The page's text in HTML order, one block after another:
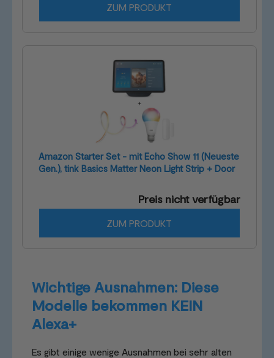
ZUM PRODUKT
Amazon Starter Set - mit Echo Show 11 (Neueste
Gen.), tink Basics Matter Neon Light Strip + Door
Preis nicht verfügbar
ZUM PRODUKT
Wichtige Ausnahmen: Diese
Modelle bekommen KEIN
Alexa+
Es gibt einige wenige Ausnahmen bei sehr alten